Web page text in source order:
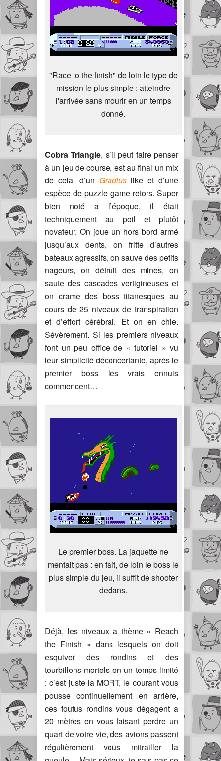
"Race to the finish" de loin le type de
mission le plus simple : atteindre
l'arrivée sans mourir en un temps
donné.
Cobra Triangle, s’il peut faire penser
à un jeu de course, est au final un mix
de cela, d’un Gradius like et d’une
espèce de puzzle game retors. Super
bien noté a l’époque, il était
techniquement au poil et plutôt
novateur. On joue un hors bord armé
jusqu’aux dents, on fritte d’autres
bateaux agressifs, on sauve des petits
nageurs, on détruit des mines, on
saute des cascades vertigineuses et
on crame des boss titanesques au
cours de 25 niveaux de transpiration
et d’effort cérébral. Et on en chie.
Sévèrement. Si les premiers niveaux
font un peu office de « tutoriel » vu
leur simplicité déconcertante, après le
premier boss les vrais ennuis
commencent…
Le premier boss. La jaquette ne
mentait pas : en fait, de loin le boss le
plus simple du jeu, il suffit de shooter
dedans.
Déjà, les niveaux a thème « Reach
the Finish » dans lesquels on doit
esquiver des rondins et des
tourbillons mortels en un temps limité
: c’est juste la MORT, le courant vous
pousse continuellement en arrière,
ces foutus rondins vous dégagent a
20 mètres en vous faisant perdre un
quart de votre vie, des avions passent
régulièrement vous mitrailler la